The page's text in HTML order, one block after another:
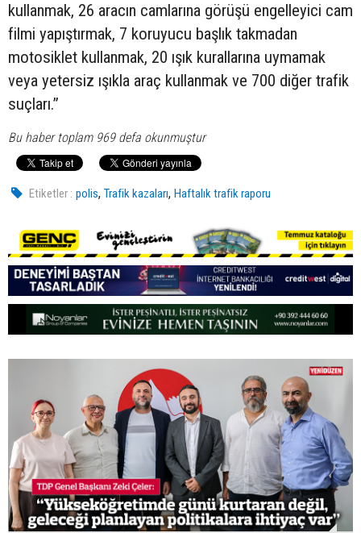
kullanmak, 26 aracın camlarına görüşü engelleyici cam
filmi yapıştırmak, 7 koruyucu başlık takmadan
motosiklet kullanmak, 20 ışık kurallarına uymamak
veya yetersiz ışıkla araç kullanmak ve 700 diğer trafik
suçları.”
Bu haber toplam 969 defa okunmuştur
Etiketler : polis,Trafik kazaları,Haftalık trafik raporu